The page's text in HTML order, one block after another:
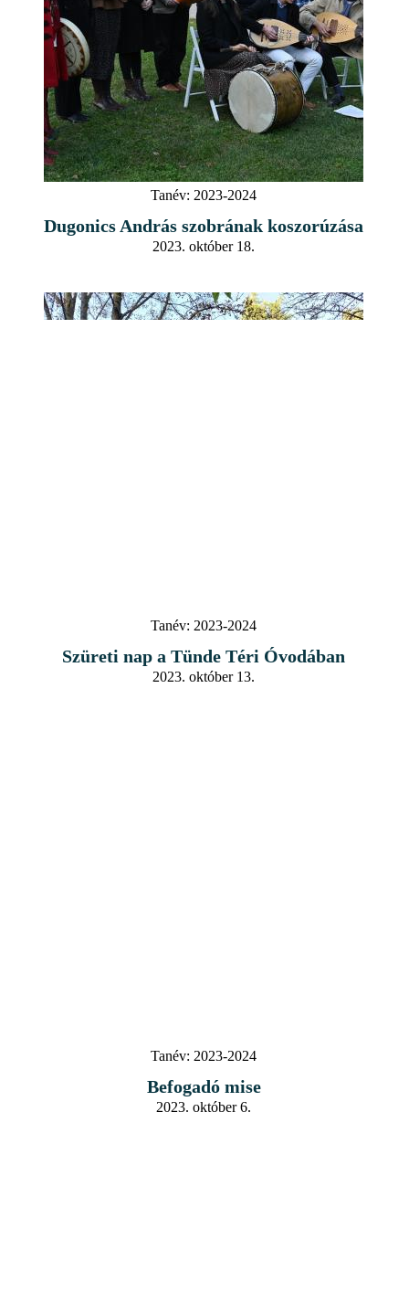
Tanév: 2023-2024
Dugonics András szobrának koszorúzása
2023. október 18.
Tanév: 2023-2024
Szüreti nap a Tünde Téri Óvodában
2023. október 13.
Tanév: 2023-2024
Befogadó mise
2023. október 6.